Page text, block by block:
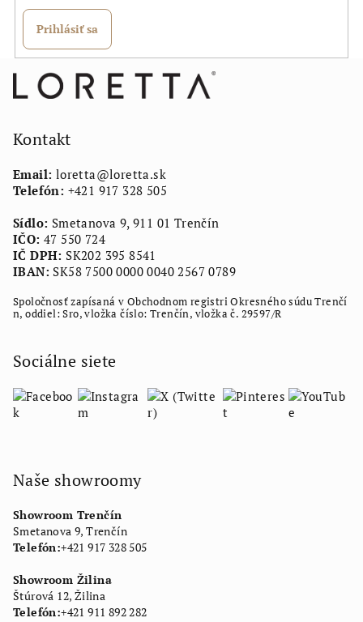
Prihlásiť sa
Kontakt
Email: loretta@loretta.sk
Telefón: +421 917 328 505
Sídlo: Smetanova 9, 911 01 Trenčín
IČO: 47 550 724
IČ DPH: SK202 395 8541
IBAN: SK58 7500 0000 0040 2567 0789
Spoločnosť zapísaná v Obchodnom registri Okresného súdu Trenčí
n, oddiel: Sro, vložka číslo: Trenčín, vložka č. 29597/R
Sociálne siete
Naše showroomy
Showroom Trenčín
Smetanova 9, Trenčín
Telefón:+421 917 328 505
Showroom Žilina
Štúrová 12, Žilina
Telefón:+421 911 892 282